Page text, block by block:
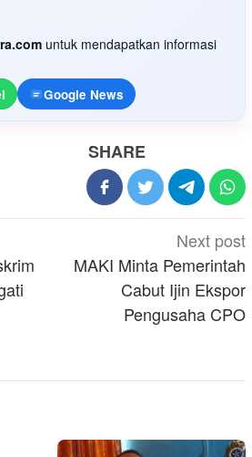
untuk mendapatkan informasi
Google News
SHARE
Next post
MAKI Minta Pemerintah
Cabut Ijin Ekspor
Pengusaha CPO